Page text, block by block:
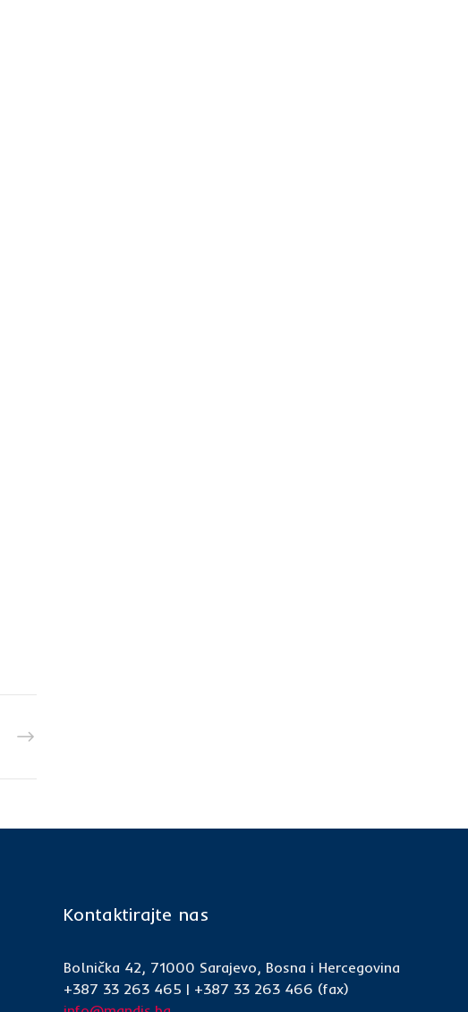
Kontaktirajte nas
Bolnička 42, 71000 Sarajevo, Bosna i Hercegovina
+387 33 263 465 | +387 33 263 466 (fax)